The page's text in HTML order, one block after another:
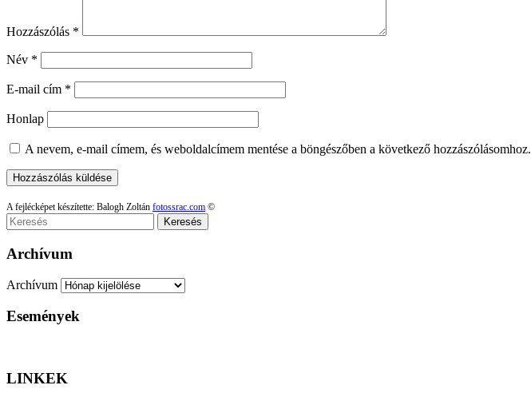
Hozzászólás *
Név *
E-mail cím *
Honlap
A nevem, e-mail címem, és weboldalcímem mentése a böngészőben a következő hozzászólásomhoz.
A fejlécképet készítette: Balogh Zoltán fotossrac.com ©
Keresés
Archívum
Archívum
Események
LINKEK